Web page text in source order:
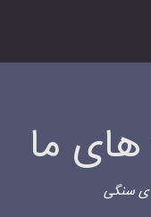
ما
سنگی